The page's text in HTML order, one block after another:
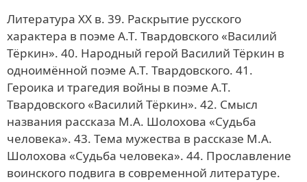
Литература ХХ в. 39. Раскрытие русского
характера в поэме А.Т. Твардовского «Василий
Тёркин». 40. Народный герой Василий Тёркин в
одноимённой поэме А.Т. Твардовского. 41.
Героика и трагедия войны в поэме А.Т.
Твардовского «Василий Тёркин». 42. Смысл
названия рассказа М.А. Шолохова «Судьба
человека». 43. Тема мужества в рассказе М.А.
Шолохова «Судьба человека». 44. Прославление
воинского подвига в современной литературе.